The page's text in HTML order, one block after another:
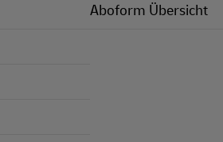
Aboform Übersicht